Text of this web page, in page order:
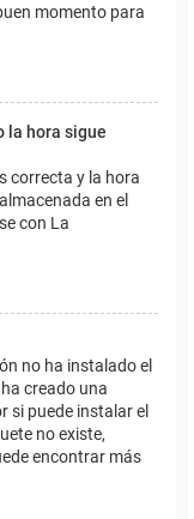
momento para
la hora sigue
correcta y la hora
en el
con La
no ha instalado el
creado una
si puede instalar el
no existe,
encontrar más